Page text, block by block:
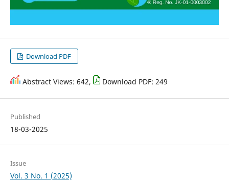
Download PDF
Abstract Views: 642, Download PDF: 249
Published
18-03-2025
Issue
Vol. 3 No. 1 (2025)